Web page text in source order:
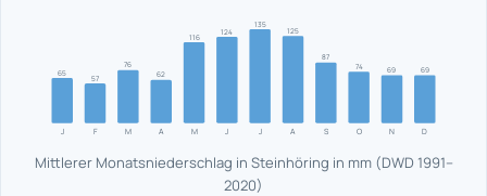
J
65
F
57
M
76
A
62
M
116
J
124
J
135
A
125
S
87
O
74
N
69
D
69
Mittlerer Monatsniederschlag in Steinhöring in mm (DWD 1991–
2020)